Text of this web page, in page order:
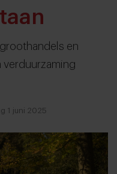
en
verduurzaming
1 juni 2025